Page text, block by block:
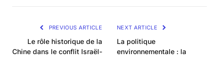
PREVIOUS ARTICLE
Le rôle historique de la
Chine dans le conflit Israël-
NEXT ARTICLE
La politique
environnementale : la